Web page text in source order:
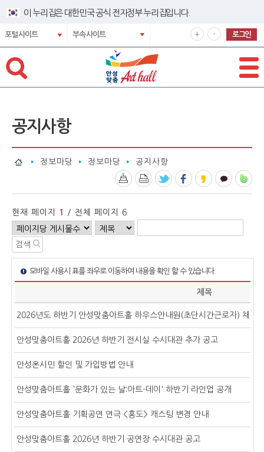
바로넘어가기 메뉴
이 누리집은 대한민국 공식 전자정부 누리집입니다.
포털사이트 부속사이트 +확
대
보
-축
소
보
로그인
공지사항
정보마당 정보마당 공지사항
현재 페이지 1
/ 전체 페이지 6
게
시
판
색
페
이
지
게
수
검
분
선
입
력:
모바일 사용시 표를 좌우로 이동하여 내용을 확인 할 수 있습니다.
제목
2026년도 하반기 안성맞춤아트홀 하우스안내원(초단시간근로자) 채용
안성맞춤아트홀 2026년 하반기 전시실 수시대관 추가 공고
안성온시민 할인 및 가입방법 안내
안성맞춤아트홀 '문화가 있는 날:아트-데이' 하반기 라인업 공개
안성맞춤아트홀 기획공연 연극 <홍도> 캐스팅 변경 안내
안성맞춤아트홀 2026년 하반기 공연장 수시대관 공고